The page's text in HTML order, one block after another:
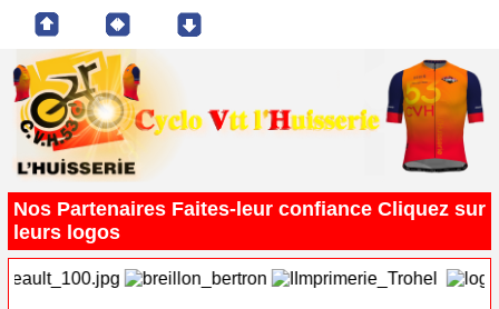
Nos Partenaires Faites-leur confiance Cliquez sur
leurs logos